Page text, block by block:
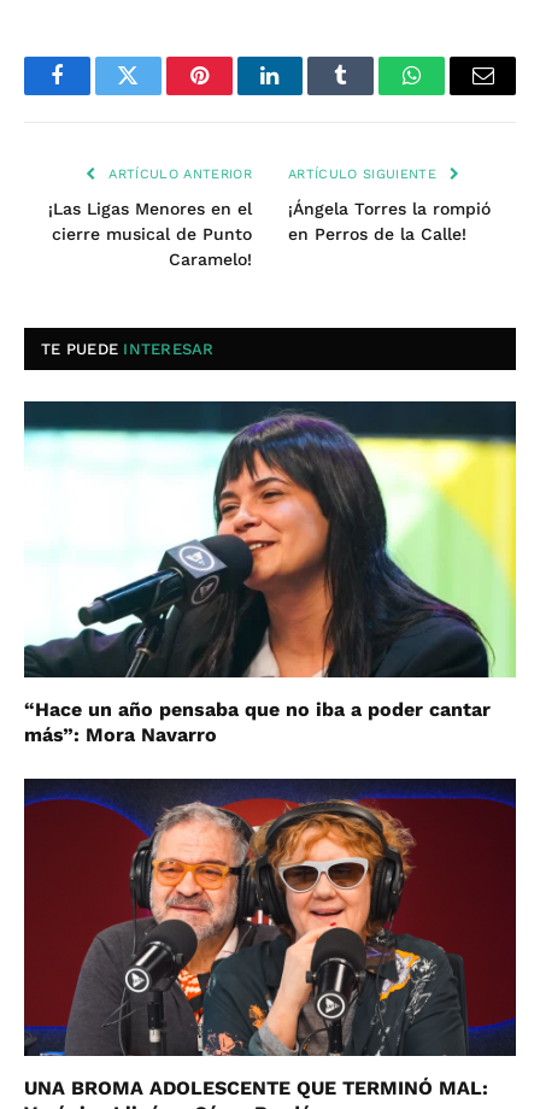
FacebookTwitter PinterestLinkedInTumblr WhatsAppEmail
ARTÍCULO ANTERIOR
¡Las Ligas Menores en el
cierre musical de Punto
Caramelo!
ARTÍCULO SIGUIENTE
¡Ángela Torres la rompió
en Perros de la Calle!
TE PUEDE INTERESAR
“Hace un año pensaba que no iba a poder cantar
más”: Mora Navarro
UNA BROMA ADOLESCENTE QUE TERMINÓ MAL: